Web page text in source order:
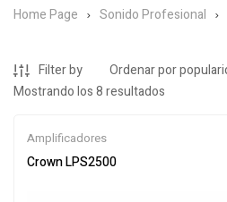
Home Page Sonido Profesional
Filter by
Mostrando los 8 resultados
Amplificadores
Crown LPS2500